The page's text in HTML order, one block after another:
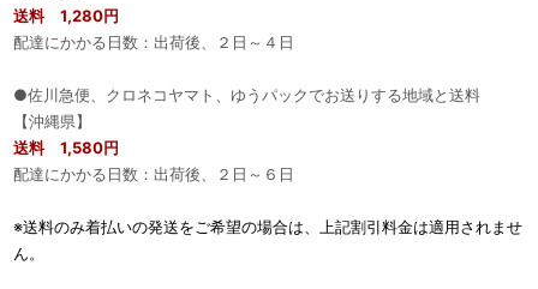
送料 1,280円
配達にかかる日数：出荷後、２日～４日
●佐川急便、クロネコヤマト、ゆうパックでお送りする地域と送料
【沖縄県】
送料 1,580円
配達にかかる日数：出荷後、２日～６日
※送料のみ着払いの発送をご希望の場合は、上記割引料金は適用されませ
ん。